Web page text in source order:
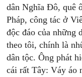
dân Nghĩa Đô, quê
Pháp, công tác ở
độc đáo của những
theo tôi, chính là
dân tộc. Ông phát
cái rất Tây: Váy áo